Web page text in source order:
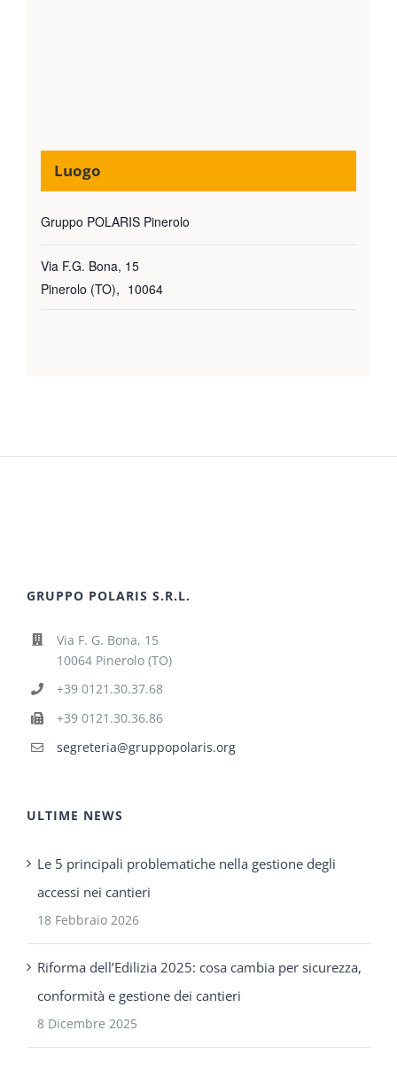
Luogo
Gruppo POLARIS Pinerolo
Via F.G. Bona, 15
Pinerolo (TO), 10064
GRUPPO POLARIS S.R.L.
Via F. G. Bona, 15
10064 Pinerolo (TO)
+39 0121.30.37.68
+39 0121.30.36.86
segreteria@gruppopolaris.org
ULTIME NEWS
Le 5 principali problematiche nella gestione degli
accessi nei cantieri
18 Febbraio 2026
Riforma dell’Edilizia 2025: cosa cambia per sicurezza,
conformità e gestione dei cantieri
8 Dicembre 2025